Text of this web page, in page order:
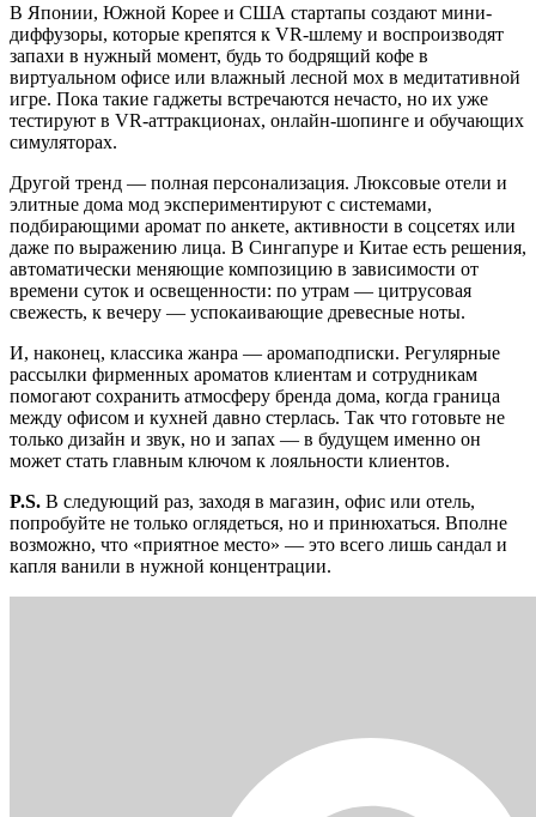
В Японии, Южной Корее и США стартапы создают мини-
диффузоры, которые крепятся к VR-шлему и воспроизводят
запахи в нужный момент, будь то бодрящий кофе в
виртуальном офисе или влажный лесной мох в медитативной
игре. Пока такие гаджеты встречаются нечасто, но их уже
тестируют в VR-аттракционах, онлайн-шопинге и обучающих
симуляторах.
Другой тренд — полная персонализация. Люксовые отели и
элитные дома мод экспериментируют с системами,
подбирающими аромат по анкете, активности в соцсетях или
даже по выражению лица. В Сингапуре и Китае есть решения,
автоматически меняющие композицию в зависимости от
времени суток и освещенности: по утрам — цитрусовая
свежесть, к вечеру — успокаивающие древесные ноты.
И, наконец, классика жанра — аромаподписки. Регулярные
рассылки фирменных ароматов клиентам и сотрудникам
помогают сохранить атмосферу бренда дома, когда граница
между офисом и кухней давно стерлась. Так что готовьте не
только дизайн и звук, но и запах — в будущем именно он
может стать главным ключом к лояльности клиентов.
P.S. В следующий раз, заходя в магазин, офис или отель,
попробуйте не только оглядеться, но и принюхаться. Вполне
возможно, что «приятное место» — это всего лишь сандал и
капля ванили в нужной концентрации.